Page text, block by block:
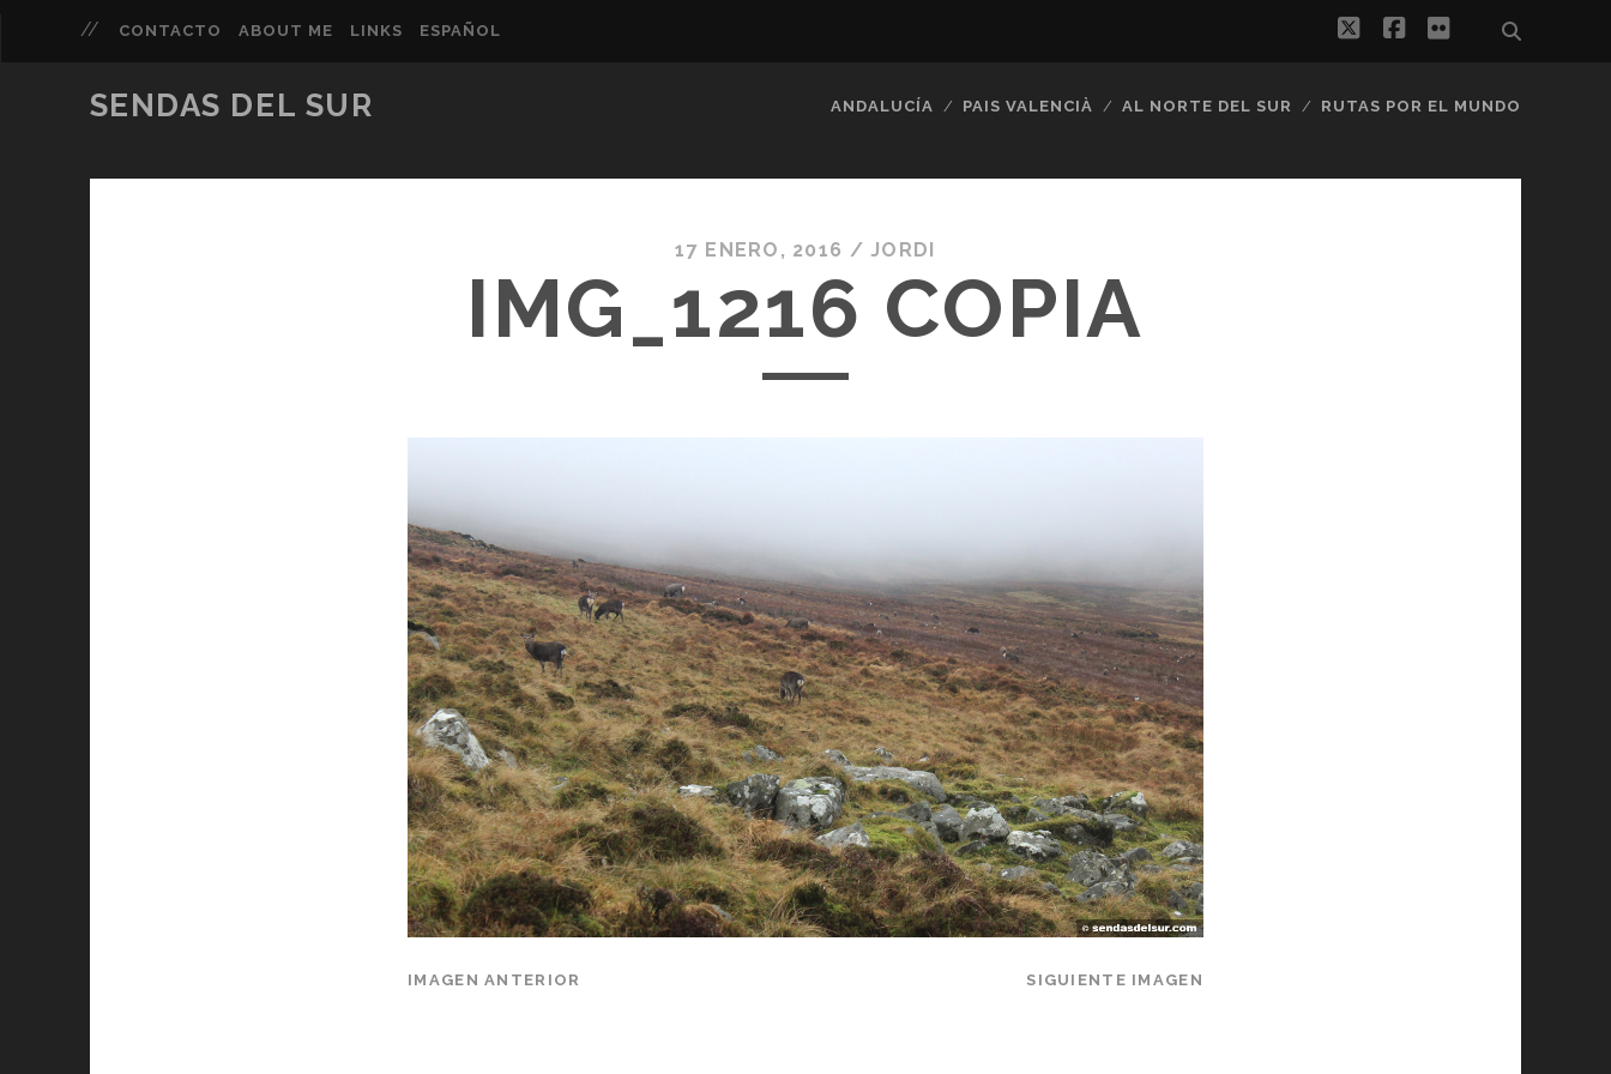
CONTACTO ABOUT ME LINKS ESPAÑOL twitterfacebook
flickr
SENDAS DEL SUR ANDALUCÍA PAIS VALENCIÀ AL NORTE DEL SUR RUTAS POR EL MUNDO
17 ENERO, 2016 / JORDI
IMG_1216 COPIA
IMAGEN ANTERIOR SIGUIENTE IMAGEN